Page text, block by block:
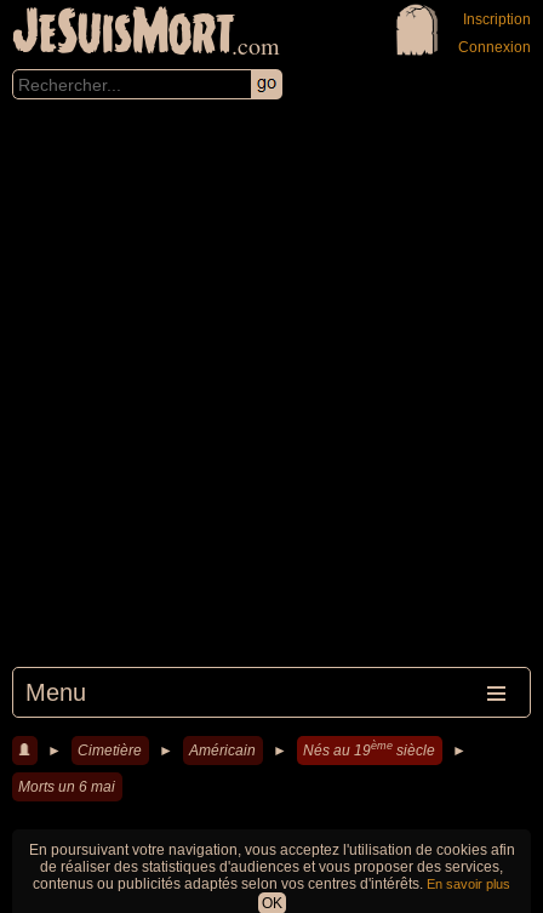
JeSuisMort.com
Menu
Inscription
Connexion
► Cimetière ► Américain ► Nés au 19ème siècle ►
Morts un 6 mai
En poursuivant votre navigation, vous acceptez l'utilisation de cookies afin
de réaliser des statistiques d'audiences et vous proposer des services,
contenus ou publicités adaptés selon vos centres d'intérêts. En savoir plus
OK